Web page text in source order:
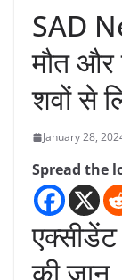
SAD
मौत और
शवों से
January 28,
Spread the